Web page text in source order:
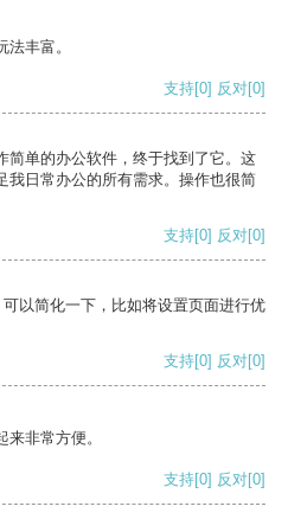
丰富。
支持[0] 反对[0]
简单的办公软件，终于找到了它。这
我日常办公的所有需求。操作也很简
支持[0] 反对[0]
以简化一下，比如将设置页面进行优
支持[0] 反对[0]
非常方便。
支持[0] 反对[0]